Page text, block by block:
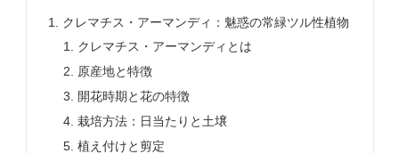
クレマチス・アーマンディ：魅惑の常緑ツル性植物
クレマチス・アーマンディとは
原産地と特徴
開花時期と花の特徴
栽培方法：日当たりと土壌
植え付けと剪定